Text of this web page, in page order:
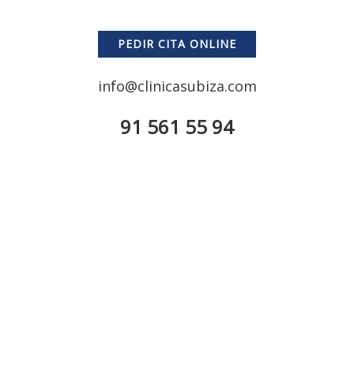
PEDIR CITA ONLINE
info@clinicasubiza.com
91 561 55 94